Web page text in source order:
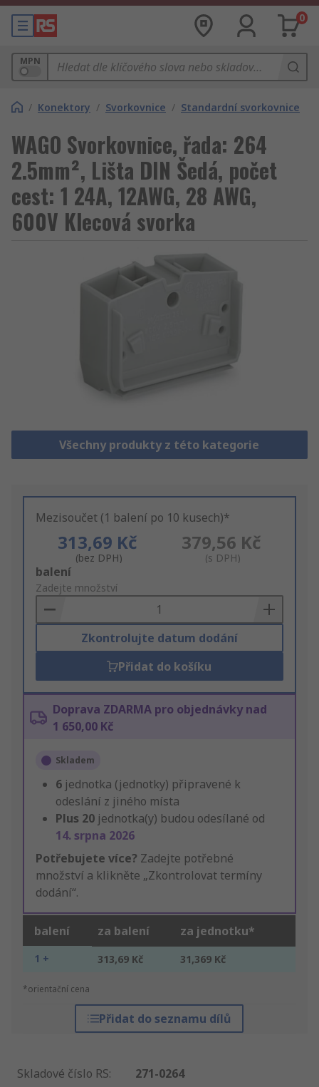
0
MPN
/ Konektory / Svorkovnice / Standardní svorkovnice
WAGO Svorkovnice, řada: 264
2.5mm², Lišta DIN Šedá, počet
cest: 1 24A, 12AWG, 28 AWG,
600V Klecová svorka
Všechny produkty z této kategorie
Mezisoučet (1 balení po 10 kusech)*
313,69 Kč
(bez DPH)
379,56 Kč
(s DPH)
Add
to
Basket
balení
Zadejte množství
Zkontrolujte datum dodání
Přidat do košíku
Doprava ZDARMA pro objednávky nad
1 650,00 Kč
Skladem
6 jednotka (jednotky) připravené k
odeslání z jiného místa
Plus 20 jednotka(y) budou odesílané od
14. srpna 2026
Potřebujete více? Zadejte potřebné
množství a klikněte „Zkontrolovat termíny
dodání“.
balení za balení za jednotku*
1 + 313,69 Kč 31,369 Kč
*orientační cena
Přidat do seznamu dílů
Skladové číslo RS:
271-0264